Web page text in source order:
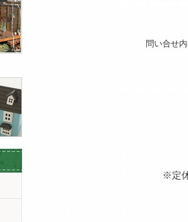
問い合せ
※定